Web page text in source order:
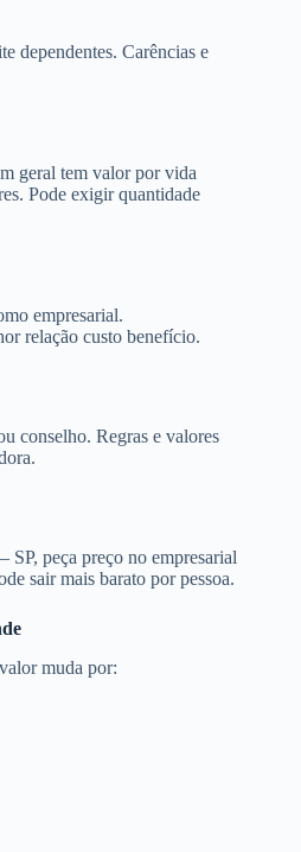
dependentes. Carências e
geral tem valor por vida
Pode exigir quantidade
empresarial.
relação custo benefício.
conselho. Regras e valores
SP, peça preço no empresarial
sair mais barato por pessoa.
muda por: